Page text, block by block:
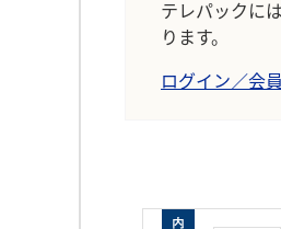
テレパックには
ります。
ログイン／会